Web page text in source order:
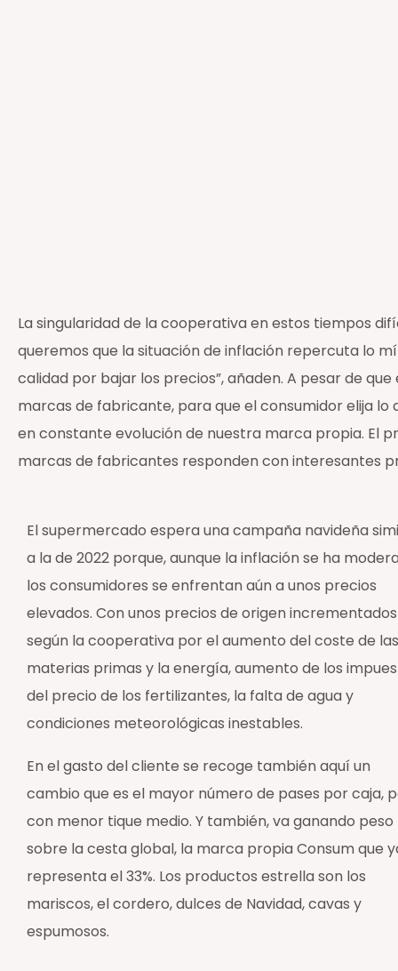
La singularidad de la cooperativa en estos tiempos
queremos que la situación de inflación repercuta lo
calidad por bajar los precios”, añaden. A pesar de
marcas de fabricante, para que el consumidor elija
en constante evolución de nuestra marca propia. El
marcas de fabricantes responden con interesantes
El supermercado espera una campaña navideña
a la de 2022 porque, aunque la inflación se ha
los consumidores se enfrentan aún a unos precios
elevados. Con unos precios de origen incrementados
según la cooperativa por el aumento del coste de las
materias primas y la energía, aumento de los
del precio de los fertilizantes, la falta de agua y
condiciones meteorológicas inestables.
En el gasto del cliente se recoge también aquí un
cambio que es el mayor número de pases por caja,
con menor tique medio. Y también, va ganando peso
sobre la cesta global, la marca propia Consum que
representa el 33%. Los productos estrella son los
mariscos, el cordero, dulces de Navidad, cavas y
espumosos.